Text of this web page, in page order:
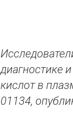
диагностике
кислот в
01134,